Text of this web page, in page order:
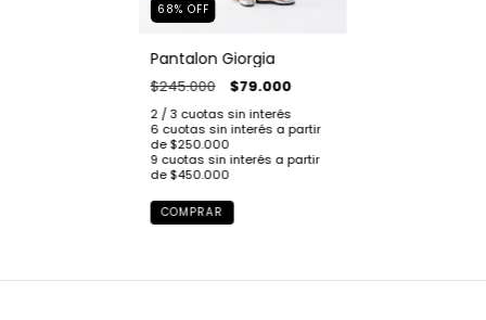
68% OFF
Pantalon Giorgia
$245.000 $79.000
COMPRAR